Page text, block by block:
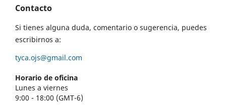
Contacto
Si tienes alguna duda, comentario o sugerencia, puedes
escribirnos a:
tyca.ojs@gmail.com
Horario de oficina
Lunes a viernes
9:00 - 18:00 (GMT-6)